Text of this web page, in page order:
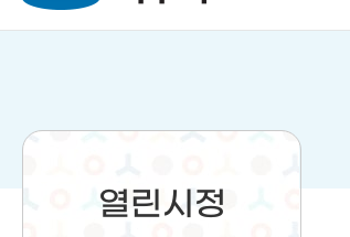
열린시정